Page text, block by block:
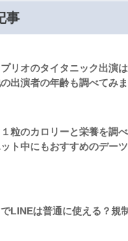
事
リオのタイタニック出演
出演者の年齢も調べてみま
粒のカロリーと栄養を調べ
ト中にもおすすめのデー
でLINEは普通に使える？規